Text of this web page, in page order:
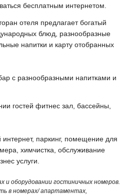
бесплатным интернетом.
отеля предлагает богатый
блюд, разнообразные
напитки и карту отобранных
с разнообразными напитками и
гостей фитнес зал, бассейны,
интернет, паркинг, помещение для
химчистка, обслуживание
услуги.
и оборудовании гостиничных номеров.
в номерах/ апартаментах,